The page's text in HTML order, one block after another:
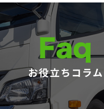
Faq
お役立ちコラム